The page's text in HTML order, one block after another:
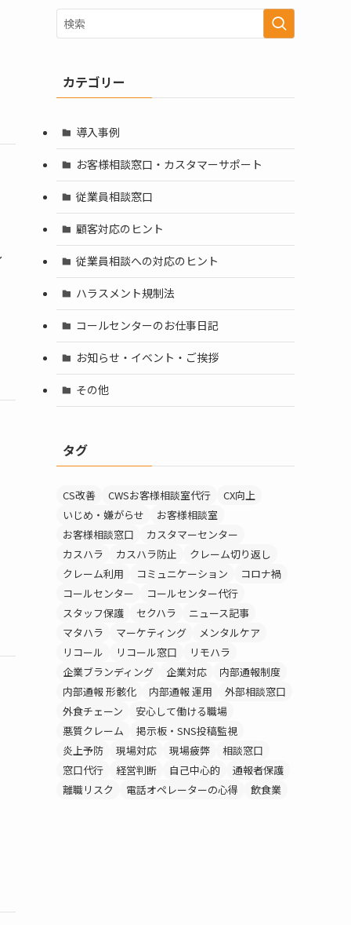
カテゴリー
導入事例
お客様相談窓口・カスタマーサポート
従業員相談窓口
顧客対応のヒント
従業員相談への対応のヒント
ハラスメント規制法
コールセンターのお仕事日記
お知らせ・イベント・ご挨拶
その他
タグ
CS改善 CWSお客様相談室代行
CX向上
いじめ・嫌がらせ
お客様相談室
お客様相談窓口
カスタマーセンター
カスハラ
カスハラ防止
クレーム切り返し
クレーム利用
コミュニケーション
コロナ禍
コールセンター
コールセンター代行
スタッフ保護
セクハラ
ニュース記事
マタハラ
マーケティング
メンタルケア
リコール
リコール窓口
リモハラ
企業ブランディング
企業対応
内部通報制度
内部通報 形骸化
内部通報 運用
外部相談窓口
外食チェーン
安心して働ける職場
悪質クレーム
掲示板・SNS投稿監視
炎上予防
現場対応 現場疲弊
相談窓口
窓口代行
経営判断 自己中心的
通報者保護
離職リスク
電話オペレーターの心得 飲食業